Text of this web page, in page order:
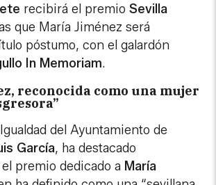
recibirá el premioSevilla
que María Jiménez será
póstumo, con el galardón
In Memoriam.
reconocida como una mujer
del Ayuntamiento de
García, ha destacado
premio dedicado a María